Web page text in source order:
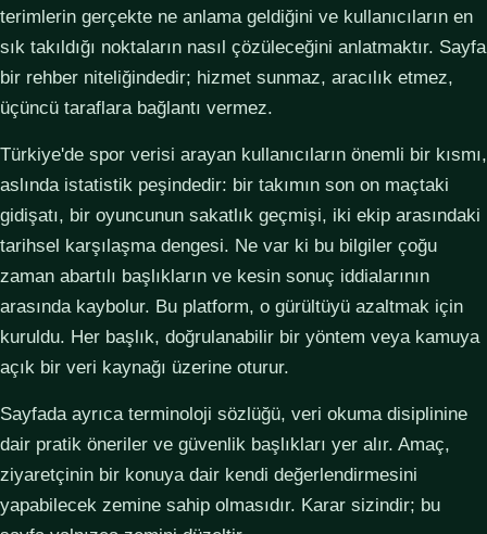
terimlerin gerçekte ne anlama geldiğini ve kullanıcıların en
sık takıldığı noktaların nasıl çözüleceğini anlatmaktır. Sayfa
bir rehber niteliğindedir; hizmet sunmaz, aracılık etmez,
üçüncü taraflara bağlantı vermez.
Türkiye'de spor verisi arayan kullanıcıların önemli bir kısmı,
aslında istatistik peşindedir: bir takımın son on maçtaki
gidişatı, bir oyuncunun sakatlık geçmişi, iki ekip arasındaki
tarihsel karşılaşma dengesi. Ne var ki bu bilgiler çoğu
zaman abartılı başlıkların ve kesin sonuç iddialarının
arasında kaybolur. Bu platform, o gürültüyü azaltmak için
kuruldu. Her başlık, doğrulanabilir bir yöntem veya kamuya
açık bir veri kaynağı üzerine oturur.
Sayfada ayrıca terminoloji sözlüğü, veri okuma disiplinine
dair pratik öneriler ve güvenlik başlıkları yer alır. Amaç,
ziyaretçinin bir konuya dair kendi değerlendirmesini
yapabilecek zemine sahip olmasıdır. Karar sizindir; bu